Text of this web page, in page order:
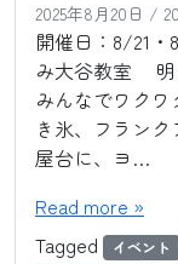
2025年8月20日 /
開催日：8/21・
み大谷教室 明
みんなでワク
き氷、フラン
屋台に、ヨ…
Read more »
Tagged
イベント